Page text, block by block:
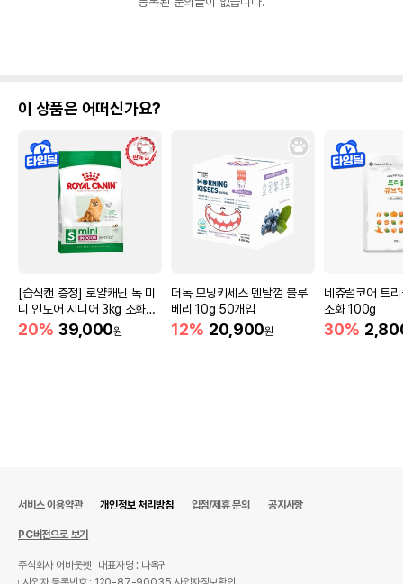
이 상품은 어떠신가요?
[습식캔 증정] 로얄캐닌 독 미
니 인도어 시니어 3kg 소화도
움
20% 39,000원
더독 모닝키세스 덴탈껌 블루
베리 10g 50개입
12% 20,900원
네츄럴코어 트
소화 100g
30%
서비스 이용약관 개인정보 처리방침 입점/제휴 문의 공지사항
PC버전으로 보기
주식회사 어바웃펫
대표자명 : 나옥귀